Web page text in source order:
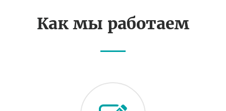
Как мы работаем